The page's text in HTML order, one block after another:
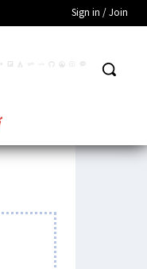
Sign in / Join